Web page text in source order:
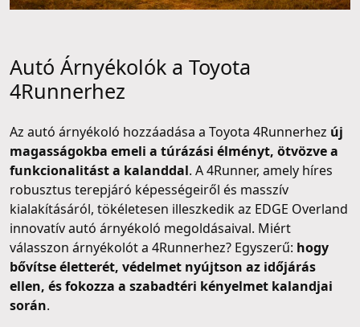
Autó Árnyékolók a Toyota
4Runnerhez
Az autó árnyékoló hozzáadása a Toyota 4Runnerhez új
magasságokba emeli a túrázási élményt, ötvözve a
funkcionalitást a kalanddal. A 4Runner, amely híres
robusztus terepjáró képességeiről és masszív
kialakításáról, tökéletesen illeszkedik az EDGE Overland
innovatív autó árnyékoló megoldásaival. Miért
válasszon árnyékolót a 4Runnerhez? Egyszerű: hogy
bővítse életterét, védelmet nyújtson az időjárás
ellen, és fokozza a szabadtéri kényelmet kalandjai
során.